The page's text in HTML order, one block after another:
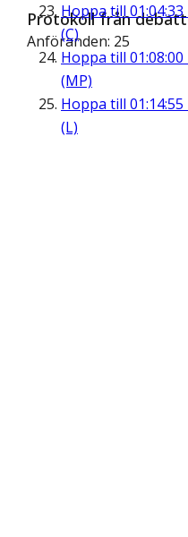
Hoppa till 01:04:33
(C)
Hoppa till 01:08:00
(MP)
Hoppa till 01:14:55
(L)
Protokoll från
Anföranden: 25